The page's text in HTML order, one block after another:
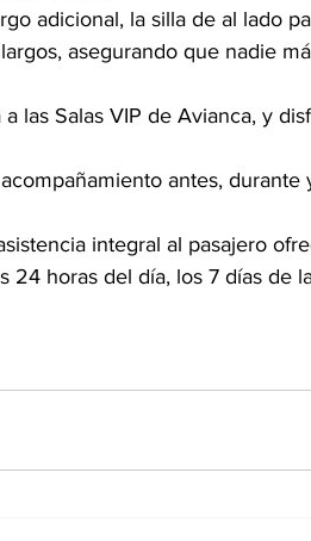
adicional, la silla de al lado
asegurando que nadie
las Salas VIP de Avianca, y
antes, durante
integral al pasajero
24 horas del día, los 7 días de